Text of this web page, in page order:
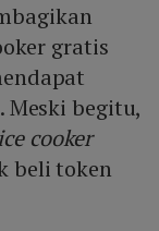
gratis
Meski begitu,
cooker
beli token